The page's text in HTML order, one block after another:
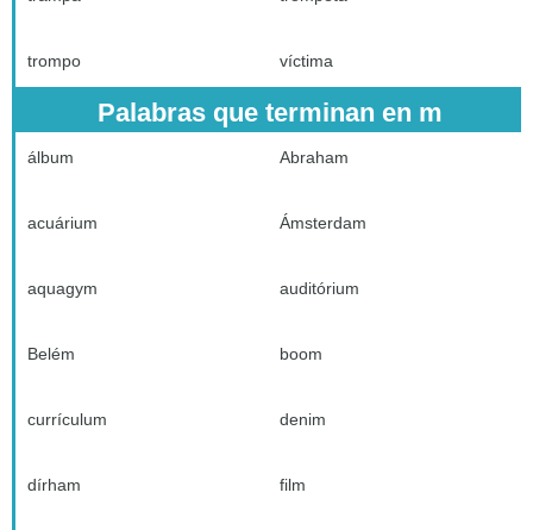
trompo víctima
Palabras que terminan en m
álbum Abraham
acuárium Ámsterdam
aquagym auditórium
Belém boom
currículum denim
dírham film